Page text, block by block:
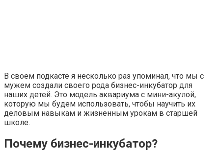
В своем подкасте я несколько раз упоминал, что мы с
мужем создали своего рода бизнес-инкубатор для
наших детей. Это модель аквариума с мини-акулой,
которую мы будем использовать, чтобы научить их
деловым навыкам и жизненным урокам в старшей
школе.
Почему бизнес-инкубатор?